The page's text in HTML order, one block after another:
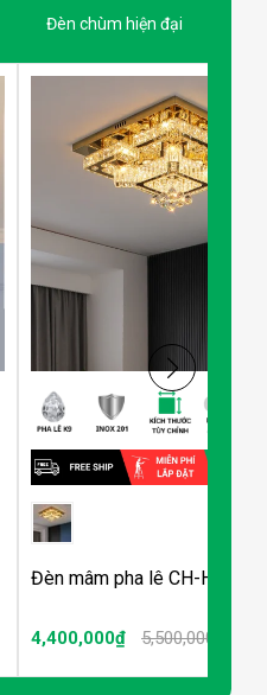
Đèn chùm hiện đại
Đèn mâm pha lê CH-HT-
4,400,000₫ 5,500,000₫